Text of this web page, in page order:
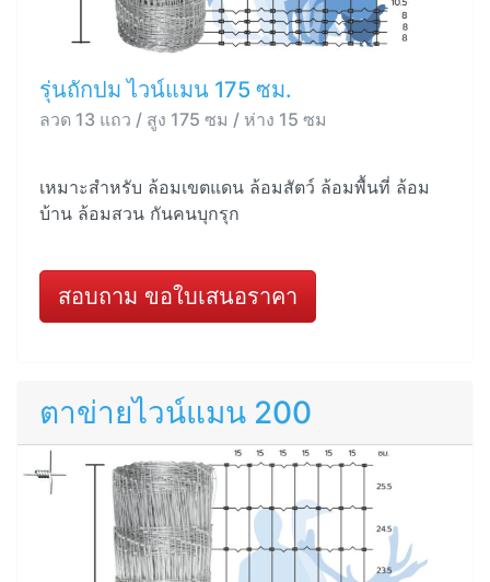
รุ่นถักปม ไวน์แมน 175 ซม.
ลวด 13 แถว / สูง 175 ซม / ห่าง 15 ซม
เหมาะสำหรับ ล้อมเขตแดน ล้อมสัตว์ ล้อมพื้นที่ ล้อม
บ้าน ล้อมสวน กันคนบุกรุก
สอบถาม ขอใบเสนอราคา
ตาข่ายไวน์แมน 200